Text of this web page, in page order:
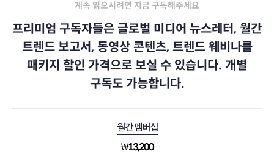
계속 읽으시려면 지금 구독해주세요
프리미엄 구독자들은 글로벌 미디어 뉴스레터, 월간
트렌드 보고서, 동영상 콘텐츠, 트렌드 웨비나를
패키지 할인 가격으로 보실 수 있습니다. 개별
구독도 가능합니다.
월간 멤버십
₩13,200